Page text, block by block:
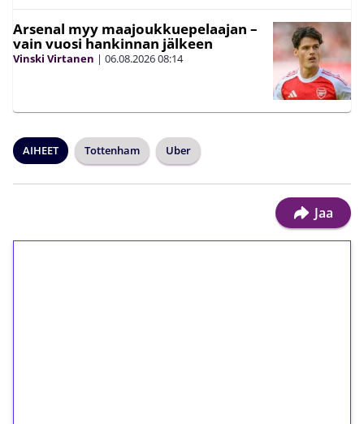
Arsenal myy maajoukkuepelaajan –
vain vuosi hankinnan jälkeen
Vinski Virtanen | 06.08.202608:14
AIHEET Tottenham Uber
Jaa